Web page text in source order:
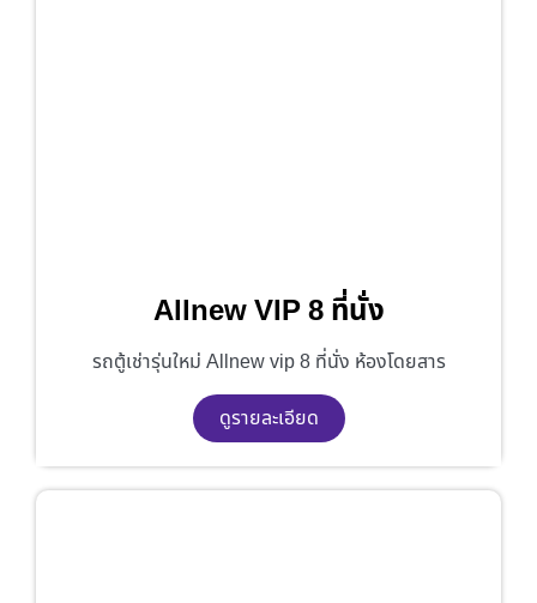
Allnew VIP 8 ที่นั่ง
รถตู้เช่ารุ่นใหม่ Allnew vip 8 ที่นั่ง ห้องโดยสาร
ดูรายละเอียด